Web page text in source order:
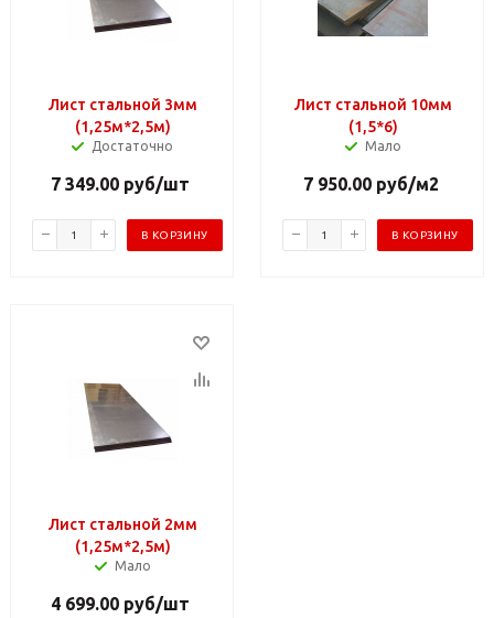
Лист стальной 3мм
(1,25м*2,5м)
Достаточно
7 349.00 руб/шт
В КОРЗИНУ
Лист стальной 10мм
(1,5*6)
Мало
7 950.00руб/м2
В КОРЗИНУ
Лист стальной 2мм
(1,25м*2,5м)
Мало
4 699.00 руб/шт